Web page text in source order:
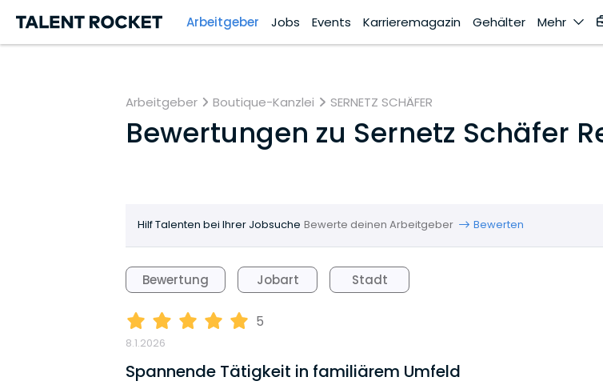
Arbeitgeber Jobs Events Karrieremagazin Gehälter Mehr
Arbeitgeber Boutique-Kanzlei SERNETZ SCHÄFER
Bewertungen zu Sernetz Schäfer
Hilf Talenten bei Ihrer Jobsuche Bewerte deinen Arbeitgeber Bewerten
Bewertung Jobart Stadt
5
8.1.2026
Spannende Tätigkeit in familiärem Umfeld